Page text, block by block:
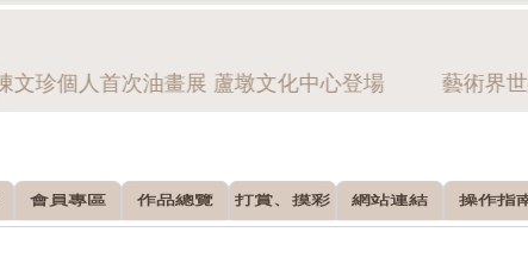
珍個人首次油畫展 蘆墩文化中心登場 藝術界世
會員專區 作品總覽 打賞、摸彩 網站連結 操作指